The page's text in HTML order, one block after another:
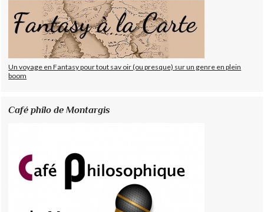
Un voyage en Fantasy pour tout sav oir (ou presque) sur un genre en plein
boom
Café philo de Montargis